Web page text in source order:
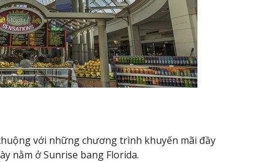
với những chương trình khuyến mãi đầy
nằm ở Sunrise bang Florida.